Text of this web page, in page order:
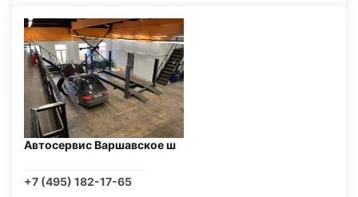
Автосервис Варшавское ш
+7 (495) 182-17-65